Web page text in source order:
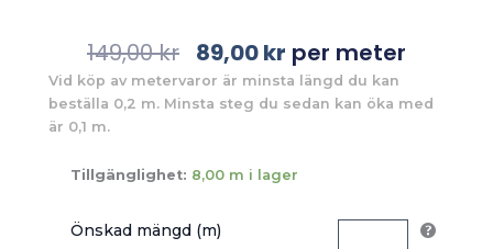
149,00kr Det
ursprungliga
priset
89,00kr Det
nuvarande
priset
per meter
Vid köp av metervaror är minsta längd du kan
beställa 0,2 m. Minsta steg du sedan kan öka med
är 0,1 m.
Tillgänglighet: 8,00 m i lager
Önskad mängd (m)